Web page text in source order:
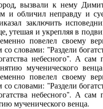
вызвали к нему
и обличил неправду и
заключить
утешая и укрепляя в
повелел своему
словами: "Раздели
небесного". А сам
мученического
повелел своему
словами: "Раздели
небесного". А сам
мученического венца.